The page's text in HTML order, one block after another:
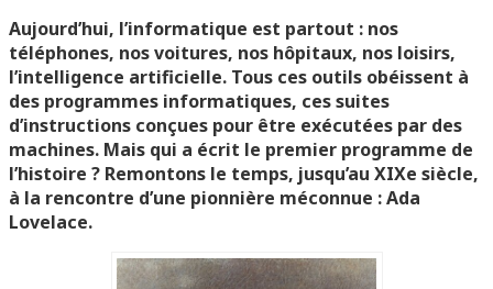
Aujourd’hui, l’informatique est partout : nos
téléphones, nos voitures, nos hôpitaux, nos loisirs,
l’intelligence artificielle. Tous ces outils obéissent à
des programmes informatiques, ces suites
d’instructions conçues pour être exécutées par des
machines. Mais qui a écrit le premier programme de
l’histoire ? Remontons le temps, jusqu’au XIXe siècle,
à la rencontre d’une pionnière méconnue : Ada
Lovelace.